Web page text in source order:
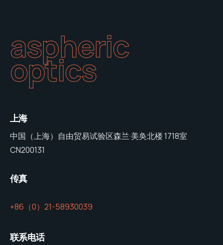
aspheric
optics
上海
中国（上海）自由贸易试验区森兰·美奂北楼 1718室
CN200131
传真
+86（0）21-58930039
联系电话